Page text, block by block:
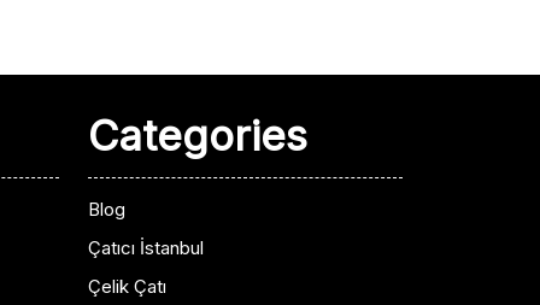
Categories
Blog
Çatıcı İstanbul
Çelik Çatı